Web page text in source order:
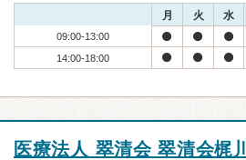
月 火 水
09:00-13:00
14:00-18:00
医療法人 翠清会 翠清会梶